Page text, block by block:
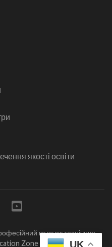
якості освіти
коледж технічних
Zone | Розроблена Rara
UK